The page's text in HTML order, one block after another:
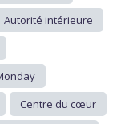
Autorité intérieure
Centre du cœur